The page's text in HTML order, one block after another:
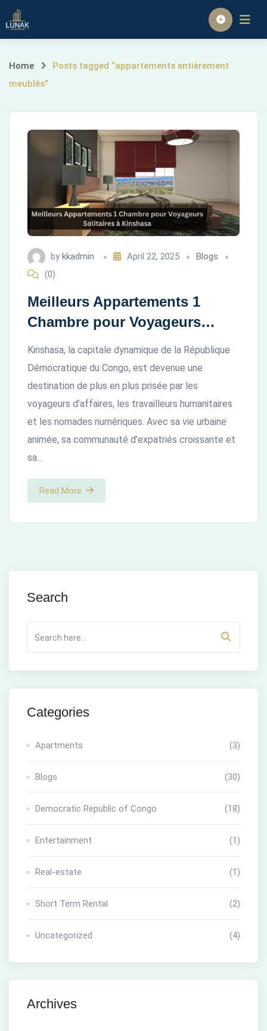
Skip
to
Homepage
Posts
“appartements
entièrement
meublés”
Home
Posts tagged “appartements entièrement
meublés”
by kkadmin April 22, 2025
Blogs
(0)
Meilleurs Appartements 1
Chambre pour Voyageurs
Solitaires à Kinshasa
Kinshasa, la capitale dynamique de la République
Démocratique du Congo, est devenue une
destination de plus en plus prisée par les
voyageurs d’affaires, les travailleurs humanitaires
et les nomades numériques. Avec sa vie urbaine
animée, sa communauté d’expatriés croissante et
sa…
Read More
Search
Categories
Apartments (3)
Blogs (30)
Democratic Republic of Congo (18)
Entertainment (1)
Real-estate (1)
Short Term Rental (2)
Uncategorized (4)
Archives